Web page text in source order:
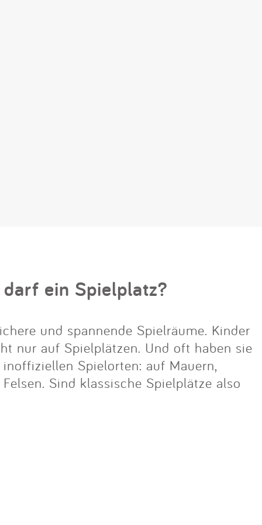
ein Spielplatz?
und spannende Spielräume. Kinder
nur auf Spielplätzen. Und oft haben sie
Spielorten: auf Mauern,
Sind klassische Spielplätze also